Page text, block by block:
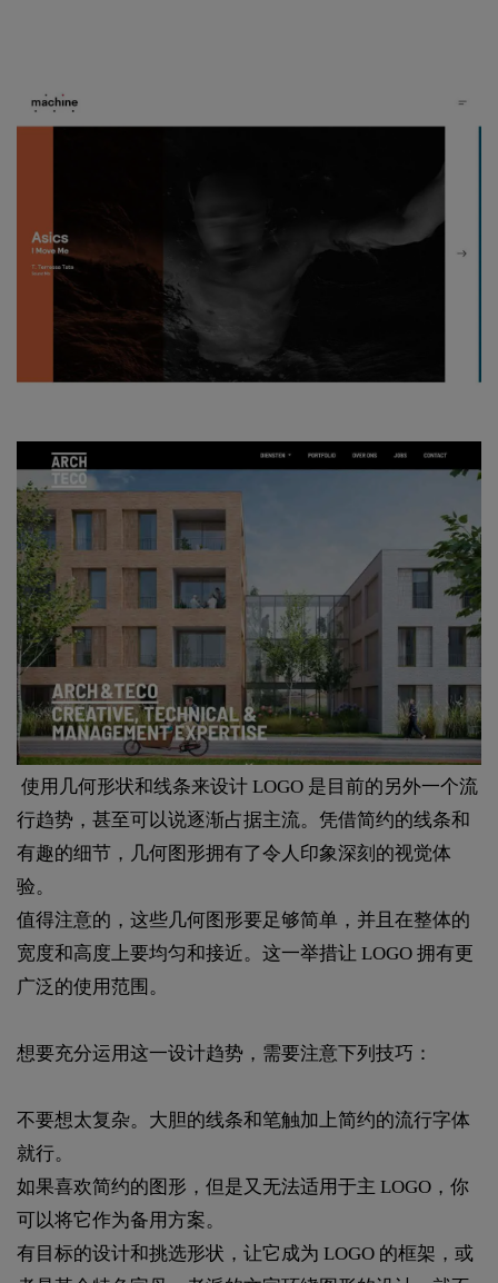
使用几何形状和线条来设计 LOGO 是目前的另外一个流
行趋势，甚至可以说逐渐占据主流。凭借简约的线条和
有趣的细节，几何图形拥有了令人印象深刻的视觉体
验。
值得注意的，这些几何图形要足够简单，并且在整体的
宽度和高度上要均匀和接近。这一举措让 LOGO 拥有更
广泛的使用范围。
想要充分运用这一设计趋势，需要注意下列技巧：
不要想太复杂。大胆的线条和笔触加上简约的流行字体
就行。
如果喜欢简约的图形，但是又无法适用于主 LOGO，你
可以将它作为备用方案。
有目标的设计和挑选形状，让它成为 LOGO 的框架，或